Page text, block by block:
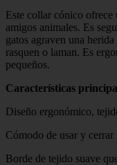
Este collar cónico ofrece
amigos animales. Es
gatos agraven una
rasquen o laman. Es
pequeños.
Características
Diseño ergonómico,
Cómodo de usar y
Borde de tejido suave